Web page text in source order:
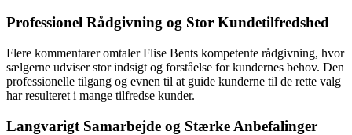
Professionel Rådgivning og Stor Kundetilfredshed
Flere kommentarer omtaler Flise Bents kompetente rådgivning, hvor
sælgerne udviser stor indsigt og forståelse for kundernes behov. Den
professionelle tilgang og evnen til at guide kunderne til de rette valg
har resulteret i mange tilfredse kunder.
Langvarigt Samarbejde og Stærke Anbefalinger